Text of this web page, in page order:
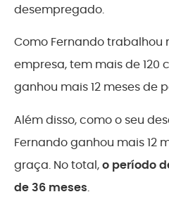
desempregado.
Como Fernando trabalhou
empresa, tem mais de 120
ganhou mais 12 meses de
Além disso, como o seu
Fernando ganhou mais 12
graça. No total,o período
de 36 meses.